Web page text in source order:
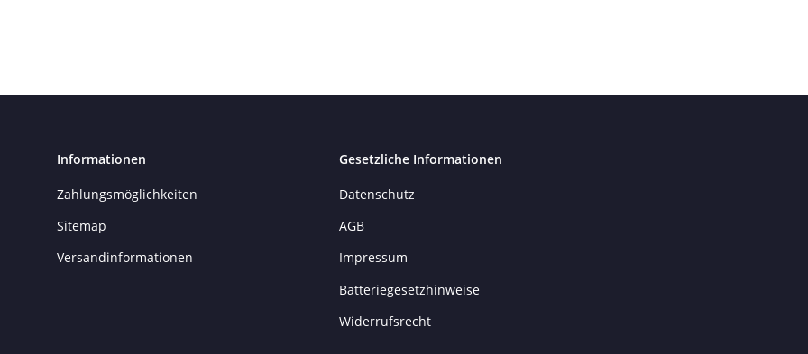
Informationen
Zahlungsmöglichkeiten
Sitemap
Versandinformationen
Gesetzliche Informationen
Datenschutz
AGB
Impressum
Batteriegesetzhinweise
Widerrufsrecht